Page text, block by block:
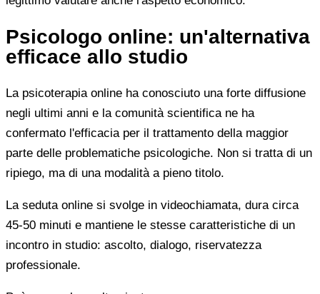
Psicologo online: un'alternativa
efficace allo studio
La psicoterapia online ha conosciuto una forte diffusione
negli ultimi anni e la comunità scientifica ne ha
confermato l'efficacia per il trattamento della maggior
parte delle problematiche psicologiche. Non si tratta di un
ripiego, ma di una modalità a pieno titolo.
La seduta online si svolge in videochiamata, dura circa
45-50 minuti e mantiene le stesse caratteristiche di un
incontro in studio: ascolto, dialogo, riservatezza
professionale.